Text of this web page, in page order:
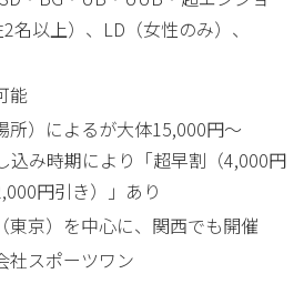
名以上）、LD（女性のみ）、
能
所）によるが大体15,000円～
込み時期により「超早割（4,000円
円引き）」あり
東京）を中心に、関西でも開催
社スポーツワン